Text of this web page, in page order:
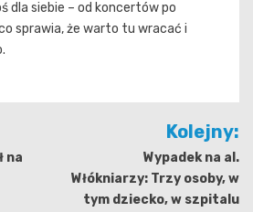
dla siebie – od koncertów po
sprawia, że warto tu wracać i
na
Kolejny:
Wypadek na al.
Włókniarzy: Trzy osoby, w
tym dziecko, w szpitalu